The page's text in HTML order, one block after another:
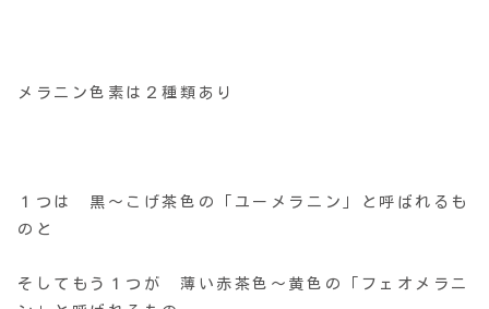
メラニン色素は２種類あり
１つは 黒～こげ茶色の「ユーメラニン」と呼ばれるも
のと
そしてもう１つが 薄い赤茶色～黄色の「フェオメラニ